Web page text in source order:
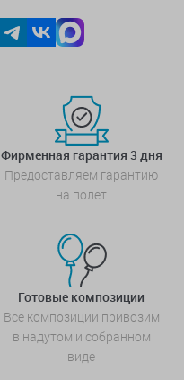
Фирменная гарантия 3 дня
Предоставляем гарантию
на полет
Готовые композиции
Все композиции привозим
в надутом и собранном
виде